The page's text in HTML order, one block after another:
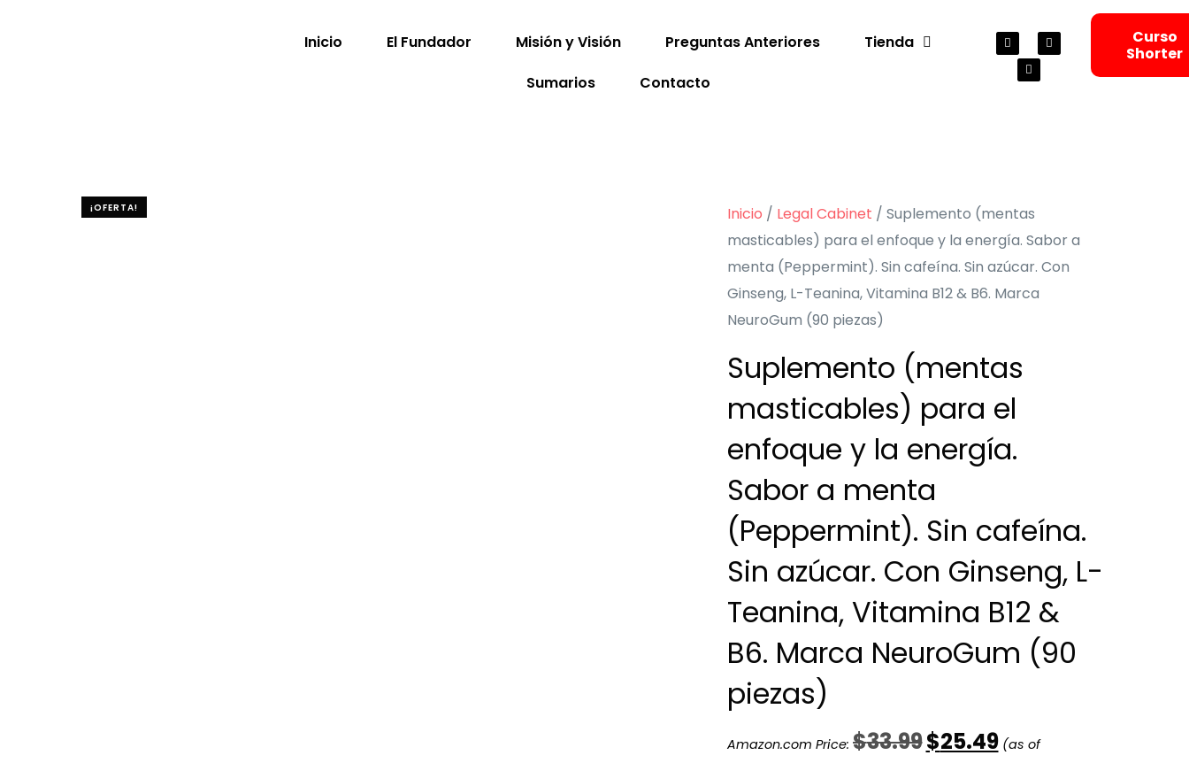
Inicio El Fundador Misión y Visión Preguntas Anteriores
Tienda
Sumarios
Contacto
Curso
Shorter
¡OFERTA! Inicio / Legal Cabinet / Suplemento (mentas
masticables) para el enfoque y la energía. Sabor a
menta (Peppermint). Sin cafeína. Sin azúcar. Con
Ginseng, L-Teanina, Vitamina B12 & B6. Marca
NeuroGum (90 piezas)
Suplemento (mentas
masticables) para el
enfoque y la energía.
Sabor a menta
(Peppermint). Sin cafeína.
Sin azúcar. Con Ginseng, L-
Teanina, Vitamina B12 &
B6. Marca NeuroGum (90
piezas)
Amazon.com Price: $33.99$25.49(as of